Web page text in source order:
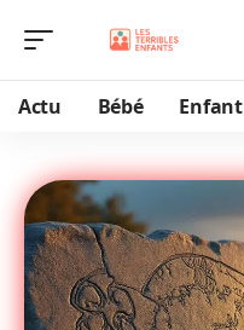
Actu Bébé Enfant